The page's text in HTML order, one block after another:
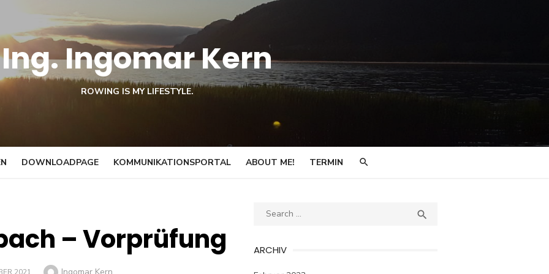
Ing. Ingomar Kern
ROWING IS MY LIFESTYLE.
DOWNLOADPAGE KOMMUNIKATIONSPORTAL ABOUT ME! TERMIN
– Vorprüfung
2021 Author
Ingomar Kern
Search

ARCHIV